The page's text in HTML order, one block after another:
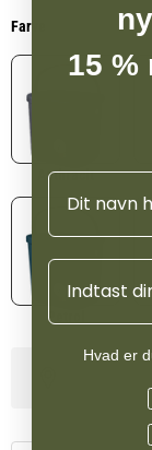
Farve
Anthracit
Petrol
15
Navn
Email
Hvad er